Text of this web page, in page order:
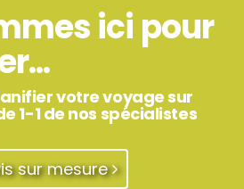
ici pour
votre voyage sur
1-1 de nos spécialistes
sur mesure